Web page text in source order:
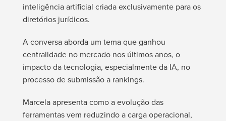
inteligência artificial criada exclusivamente para os
diretórios jurídicos.
A conversa aborda um tema que ganhou
centralidade no mercado nos últimos anos, o
impacto da tecnologia, especialmente da IA, no
processo de submissão a rankings.
Marcela apresenta como a evolução das
ferramentas vem reduzindo a carga operacional,